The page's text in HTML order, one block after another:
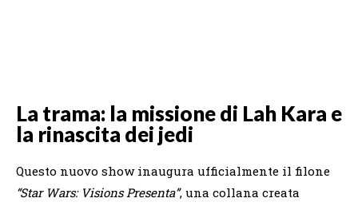
La trama: la missione di Lah Kara e
la rinascita dei jedi
Questo nuovo show inaugura ufficialmente il filone
“Star Wars: Visions Presenta”, una collana creata